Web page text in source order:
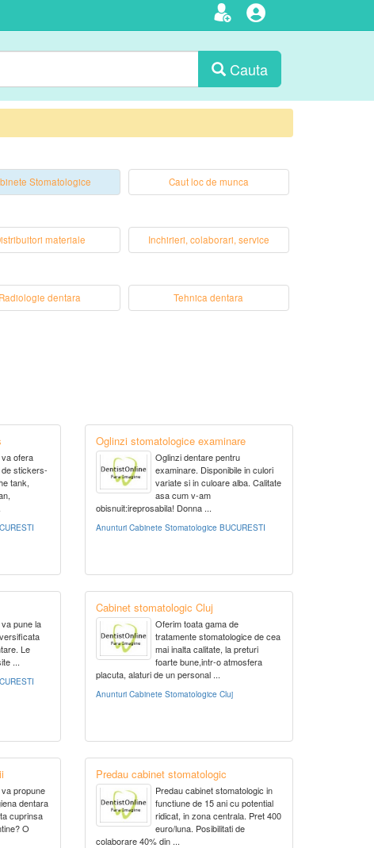
Cauta
Stomatologice Caut loc de munca
materiale Inchirieri, colaborari, service
Radiologie dentara Tehnica dentara
ofera
stickers-
tank,
Oglinzi stomatologice examinare
Oglinzi dentare pentru
examinare. Disponibile in culori
variate si in culoare alba. Calitate
asa cum v-am
obisnuit:ireprosabila! Donna ...
Anunturi Cabinete Stomatologice BUCURESTI
pune la
Le
...
Cabinet stomatologic Cluj
Oferim toata gama de
tratamente stomatologice de cea
mai inalta calitate, la preturi
foarte bune,intr-o atmosfera
placuta, alaturi de un personal ...
Anunturi Cabinete Stomatologice Cluj
propune
dentara
cuprinsa
O
Predau cabinet stomatologic
Predau cabinet stomatologic in
functiune de 15 ani cu potential
ridicat, in zona centrala. Pret 400
euro/luna. Posibilitati de
colaborare 40% din ...